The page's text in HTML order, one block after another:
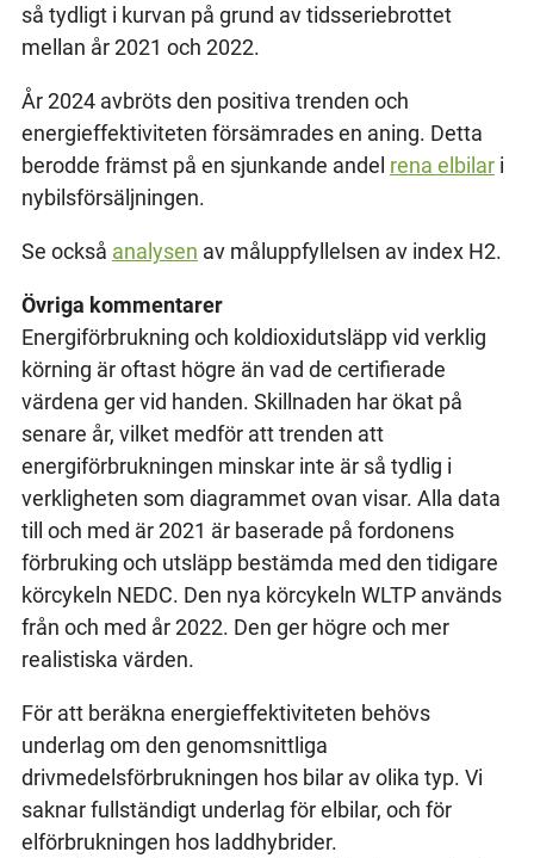
så tydligt i kurvan på grund av tidsseriebrottet
mellan år 2021 och 2022.
År 2024 avbröts den positiva trenden och
energieffektiviteten försämrades en aning. Detta
berodde främst på en sjunkande andel rena elbilari
nybilsförsäljningen.
Se också analysen av måluppfyllelsen av index H2.
Övriga kommentarer
Energiförbrukning och koldioxidutsläpp vid verklig
körning är oftast högre än vad de certifierade
värdena ger vid handen. Skillnaden har ökat på
senare år, vilket medför att trenden att
energiförbrukningen minskar inte är så tydlig i
verkligheten som diagrammet ovan visar. Alla data
till och med är 2021 är baserade på fordonens
förbruking och utsläpp bestämda med den tidigare
körcykeln NEDC. Den nya körcykeln WLTP används
från och med år 2022. Den ger högre och mer
realistiska värden.
För att beräkna energieffektiviteten behövs
underlag om den genomsnittliga
drivmedelsförbrukningen hos bilar av olika typ. Vi
saknar fullständigt underlag för elbilar, och för
elförbrukningen hos laddhybrider.